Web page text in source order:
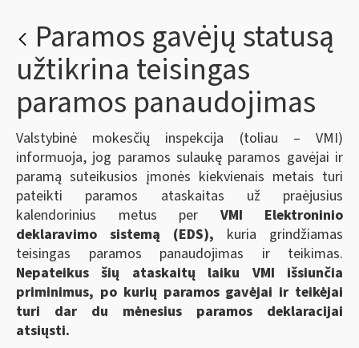
Paramos gavėjų statusą
užtikrina teisingas
paramos panaudojimas
Valstybinė mokesčių inspekcija (toliau – VMI)
informuoja, jog paramos sulaukę paramos gavėjai ir
paramą suteikusios įmonės kiekvienais metais turi
pateikti paramos ataskaitas už praėjusius
kalendorinius metus per VMI Elektroninio
deklaravimo sistemą (EDS), kuria grindžiamas
teisingas paramos panaudojimas ir teikimas.
Nepateikus šių ataskaitų laiku VMI išsiunčia
priminimus, po kurių paramos gavėjai ir teikėjai
turi dar du mėnesius paramos deklaracijai
atsiųsti.